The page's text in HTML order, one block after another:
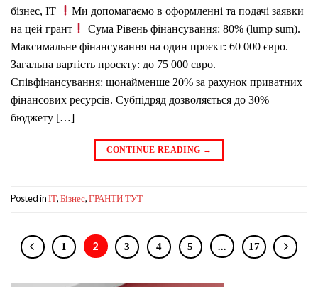
бізнес, IT
Ми допомагаємо в оформленні та подачі заявки
на цей грант
Сума Рівень фінансування: 80% (lump sum).
Максимальне фінансування на один проєкт: 60 000 євро.
Загальна вартість проєкту: до 75 000 євро.
Співфінансування: щонайменше 20% за рахунок приватних
фінансових ресурсів. Субпідряд дозволяється до 30%
бюджету […]
CONTINUE READING →
Posted in IT, Бізнес, ГРАНТИ ТУТ
1 2 3 4 5 17